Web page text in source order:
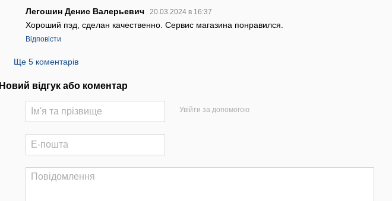
Легошин Денис Валерьевич 20.03.2024 в 16:37
Хороший пэд, сделан качественно. Сервис магазина понравился.
Відповісти
Ще 5 коментарів
Новий відгук або коментар
Увійти за допомогою